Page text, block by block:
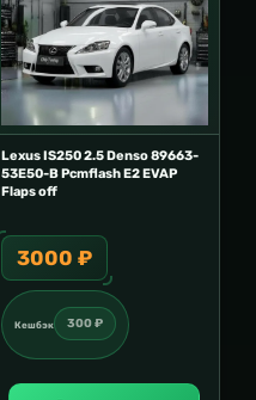
Lexus IS250 2.5 Denso 89663-
53E50-B Pcmflash E2 EVAP
Flaps off
3000 ₽
Кешбэк 300 ₽